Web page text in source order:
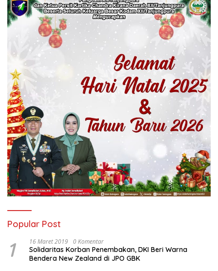
Popular Post
1 16 Maret 2019 0 Komentar
Solidaritas Korban Penembakan, DKI Beri Warna
Bendera New Zealand di JPO GBK